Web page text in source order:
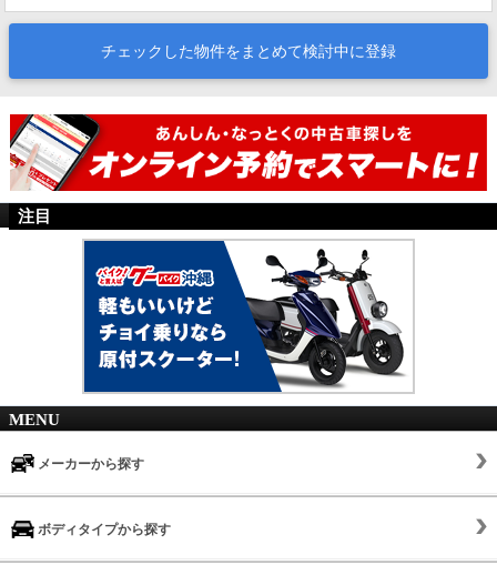
チェックした物件をまとめて検討中に登録
注目
MENU
メーカーから探す
ボディタイプから探す